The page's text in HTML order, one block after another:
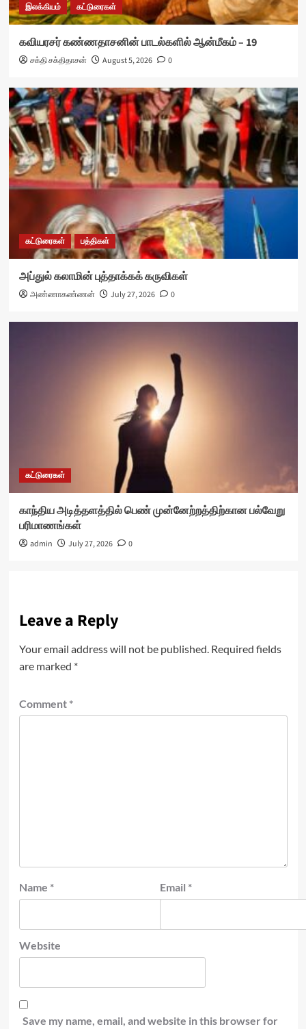
இலக்கியம் கட்டுரைகள்
கவியரசர் கண்ணதாசனின் பாடல்களில் ஆன்மீகம் – 19
சக்தி சக்திதாசன் August 5, 2026 0
கட்டுரைகள் பத்திகள்
அப்துல் கலாமின் புத்தாக்கக் கருவிகள்
அண்ணாகண்ணன் July 27, 2026 0
கட்டுரைகள்
காந்திய அடித்தளத்தில் பெண் முன்னேற்றத்திற்கான பல்வேறு
பரிமாணங்கள்
admin July 27, 2026 0
Leave a Reply
Your email address will not be published. Required fields
are marked *
Comment *
Name * Email *
Website
Save my name, email, and website in this browser for